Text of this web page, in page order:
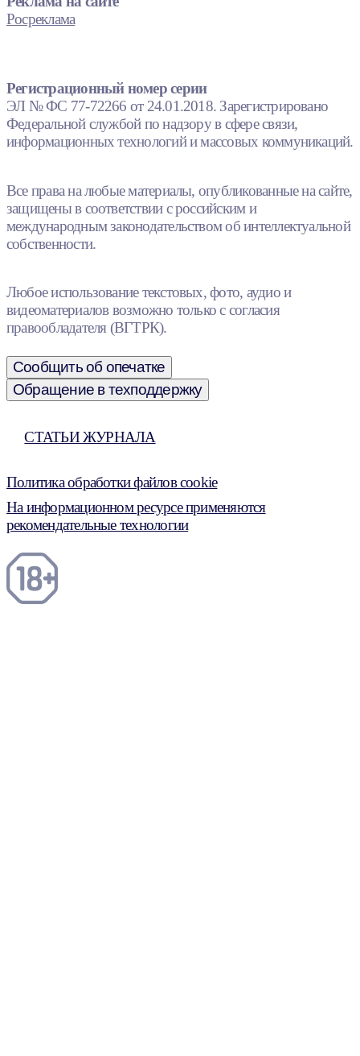
Росреклама
Регистрационный номер серии
ЭЛ № ФС 77-72266 от 24.01.2018. Зарегистрировано
Федеральной службой по надзору в сфере связи,
информационных технологий и массовых коммуникаций.
Все права на любые материалы, опубликованные на сайте,
защищены в соответствии с российским и
международным законодательством об интеллектуальной
собственности.
Любое использование текстовых, фото, аудио и
видеоматериалов возможно только с согласия
правообладателя (ВГТРК).
Сообщить об опечатке
Обращение в техподдержку
СТАТЬИ ЖУРНАЛА
Политика обработки файлов cookie
На информационном ресурсе применяются
рекомендательные технологии